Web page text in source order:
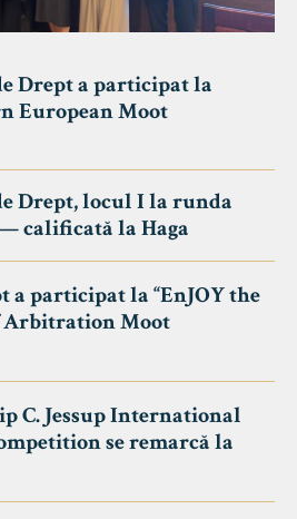
Drept a participat la
European Moot
Drept, locul I la runda
calificată la Haga
a participat la “EnJOY the
Arbitration Moot
C. Jessup International
se remarcă la